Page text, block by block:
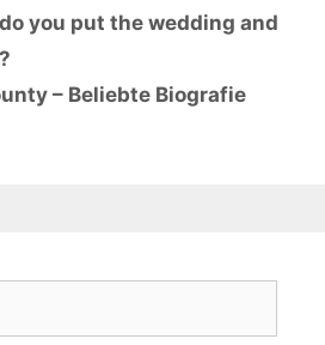
you put the wedding and
– Beliebte Biografie